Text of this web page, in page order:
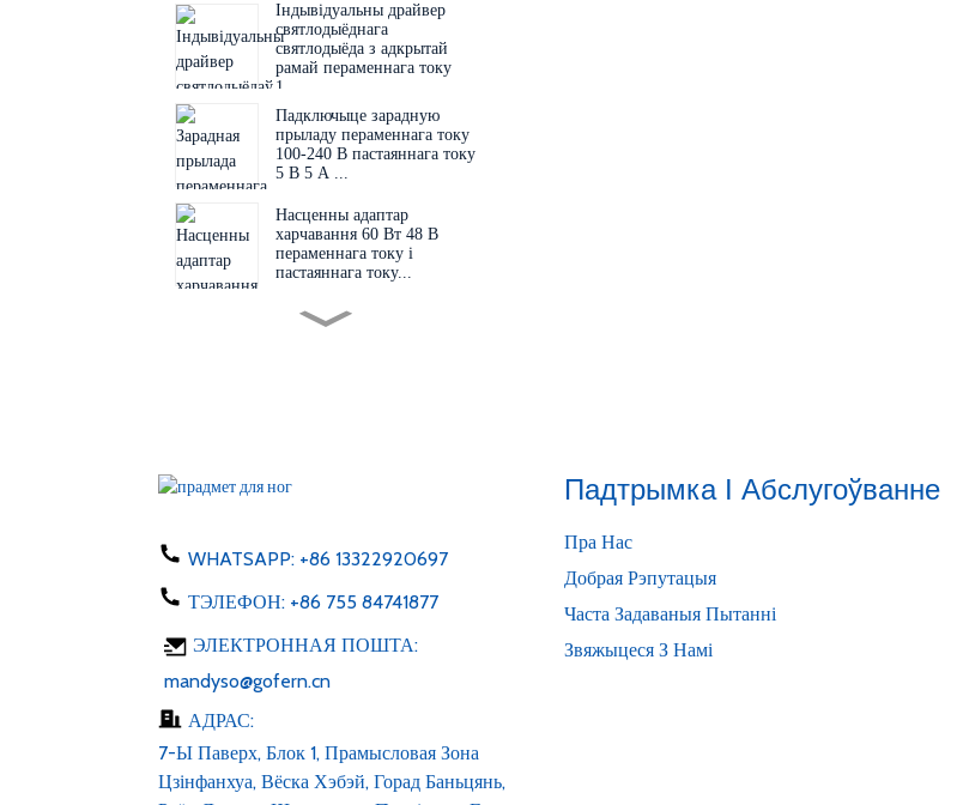
Індывідуальны драйвер
святлодыёднага
святлодыёда з адкрытай
рамай пераменнага току
1...
Падключыце зарадную
прыладу пераменнага току
100-240 В пастаяннага току
5 В 5 А ...
Насценны адаптар
харчавання 60 Вт 48 В
пераменнага току і
пастаяннага току...
пераменнага току 100-24...
Святлодыёдная стужка 6v
100-240V пастаяннага току
1...
WHATSAPP: +86 13322920697
ТЭЛЕФОН: +86 755 84741877
ЭЛЕКТРОННАЯ ПОШТА:
mandyso@gofern.cn
АДРАС:
7-Ы Паверх, Блок 1, Прамысловая Зона
Цзінфанхуа, Вёска Хэбэй, Горад Баньцянь,
Падтрымка І Абслугоўванне
Пра Нас
Добрая Рэпутацыя
Часта Задаваныя Пытанні
Звяжыцеся З Намі